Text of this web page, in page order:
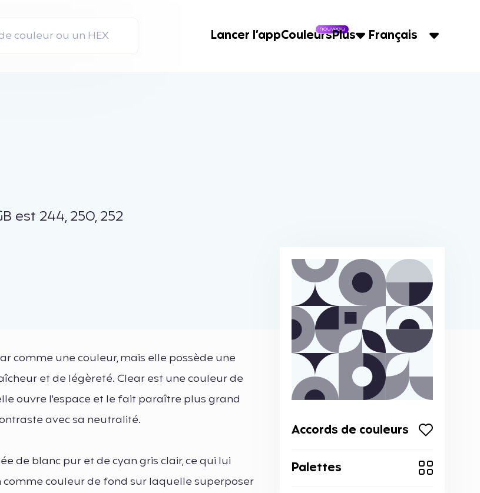
Lancer l’appCouleursnouveauPlus Français
est 244, 250, 252
comme une couleur, mais elle possède une
et de légèreté. Clear est une couleur de
ouvre l'espace et le fait paraître plus grand
avec sa neutralité.
de blanc pur et de cyan gris clair, ce qui lui
couleur de fond sur laquelle superposer
Accords de couleurs
Palettes